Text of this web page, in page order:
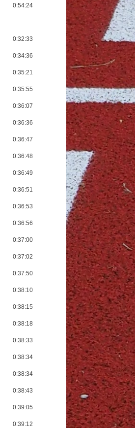
0:54:24
0:32:33
0:34:36
0:35:21
0:35:55
0:36:07
0:36:36
0:36:47
0:36:48
0:36:49
0:36:51
0:36:53
0:36:56
0:37:00
0:37:02
0:37:50
0:38:10
0:38:15
0:38:18
0:38:33
0:38:34
0:38:34
0:38:43
0:39:05
0:39:12